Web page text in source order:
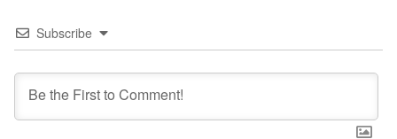
Subscribe